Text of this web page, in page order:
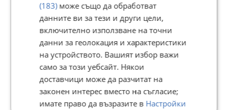
Д. Георгиев
1187рейтинг
В Bazar.BG от 19 юни 2013г.
Последно активен днес в 00:34 ч.
184 Обяви
(183)може също да обработват
данните ви за тези и други цели,
включително използване на точни
данни за геолокация и характеристики
на устройството. Вашият избор важи
само за този уебсайт. Някои
доставчици може да разчитат на
законен интерес вместо на съгласие;
имате право да възразите в Настройки